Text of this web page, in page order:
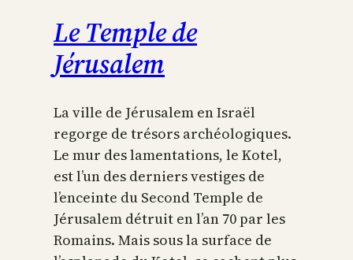
Le Temple de
Jérusalem
La ville de Jérusalem en Israël
regorge de trésors archéologiques.
Le mur des lamentations, le Kotel,
est l’un des derniers vestiges de
l’enceinte du Second Temple de
Jérusalem détruit en l’an 70 par les
Romains. Mais sous la surface de